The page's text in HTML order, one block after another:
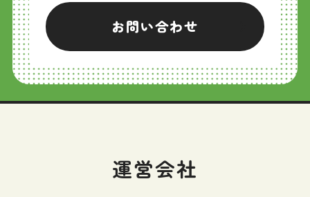
お問い合わせ
運営会社